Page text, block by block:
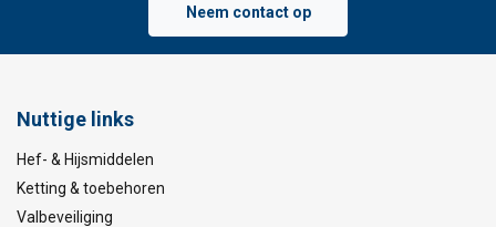
Neem contact op
Nuttige links
Hef- & Hijsmiddelen
Ketting & toebehoren
Valbeveiliging